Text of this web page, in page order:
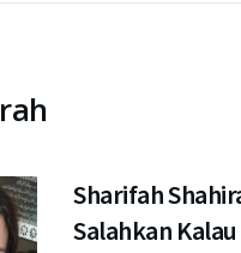
Sharifah
Salahkan Kalau